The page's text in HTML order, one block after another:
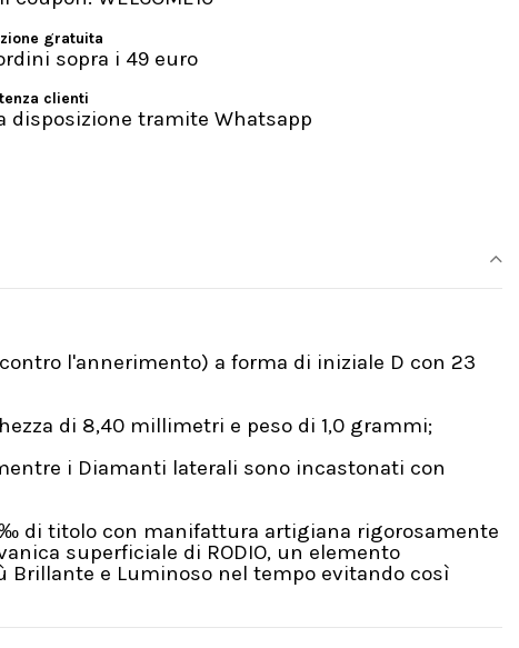
gratuita
sopra i 49 euro
clienti
disposizione tramite Whatsapp
l'annerimento) a forma di iniziale D con 23
di 8,40 millimetri e peso di 1,0 grammi;
i Diamanti laterali sono incastonati con
di titolo con manifattura artigiana rigorosamente
superficiale di RODIO, un elemento
Brillante e Luminoso nel tempo evitando così